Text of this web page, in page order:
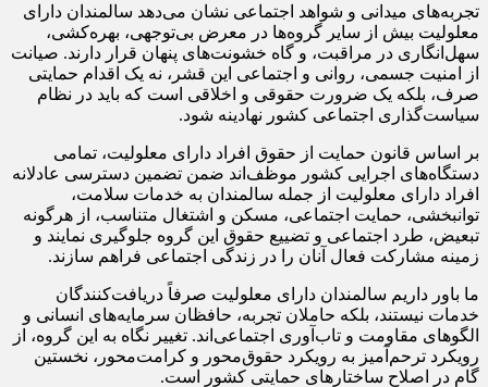
تجربه‌های میدانی و شواهد اجتماعی نشان می‌دهد سالمندان دارای
معلولیت بیش از سایر گروه‌ها در معرض بی‌توجهی، بهره‌کشی،
سهل‌انگاری در مراقبت، و گاه خشونت‌های پنهان قرار دارند. صیانت
از امنیت جسمی، روانی و اجتماعی این قشر، نه یک اقدام حمایتی
صرف، بلکه یک ضرورت حقوقی و اخلاقی است که باید در نظام
سیاست‌گذاری اجتماعی کشور نهادینه شود.
بر اساس قانون حمایت از حقوق افراد دارای معلولیت، تمامی
دستگاه‌های اجرایی کشور موظف‌اند ضمن تضمین دسترسی عادلانه
افراد دارای معلولیت از جمله سالمندان به خدمات سلامت،
توانبخشی، حمایت اجتماعی، مسکن و اشتغال متناسب، از هرگونه
تبعیض، طرد اجتماعی و تضییع حقوق این گروه جلوگیری نمایند و
زمینه مشارکت فعال آنان را در زندگی اجتماعی فراهم سازند.
ما باور داریم سالمندان دارای معلولیت صرفاً دریافت‌کنندگان
خدمات نیستند، بلکه حاملان تجربه، حافظان سرمایه‌های انسانی و
الگوهای مقاومت و تاب‌آوری اجتماعی‌اند. تغییر نگاه به این گروه، از
رویکرد ترحم‌آمیز به رویکرد حقوق‌محور و کرامت‌محور، نخستین
گام در اصلاح ساختارهای حمایتی کشور است.